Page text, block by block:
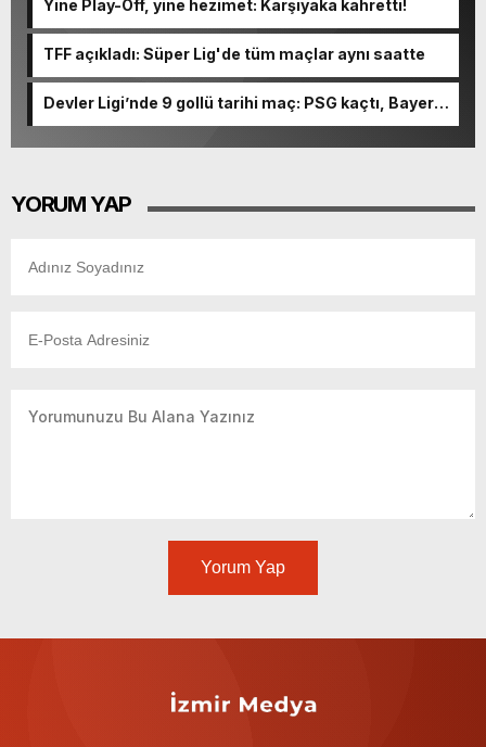
Yine Play-Off, yine hezimet: Karşıyaka kahretti!
TFF açıkladı: Süper Lig'de tüm maçlar aynı saatte
Devler Ligi’nde 9 gollü tarihi maç: PSG kaçtı, Bayern
YORUM YAP
Yorum Yap